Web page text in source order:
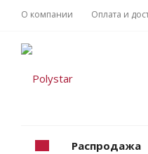
О компании Оплата и
Распродажа